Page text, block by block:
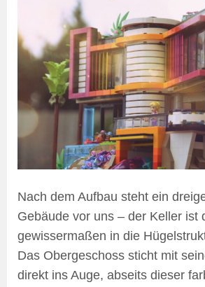
Nach dem Aufbau steht ein
Gebäude vor uns – der Keller ist
gewissermaßen in die
Das Obergeschoss sticht mit
direkt ins Auge, abseits dieser